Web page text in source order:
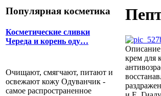
Популярная косметика
Косметические сливки
Череда и корень оду…
Очищают, смягчают, питают и
освежают кожу Одуванчик -
самое распространенное
Описание
крем для